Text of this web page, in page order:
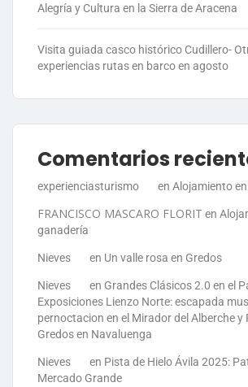
Alegría y Cultura en la Sierra de Aracena
Visita guiada casco histórico Cudillero-
experiencias rutas en barco en agosto
Comentarios
experienciasturismo en Alojamiento
FRANCISCO MASCARO FLORIT en
ganadería
Nieves en Un valle rosa en Gredos
Nieves en Grandes Clásicos 2.0 en el
Exposiciones Lienzo Norte: escapada
pernoctacion en el Mirador del Alberche y
Gredos en Navaluenga
Nieves en Pista de Hielo Ávila 2025:
Mercado Grande